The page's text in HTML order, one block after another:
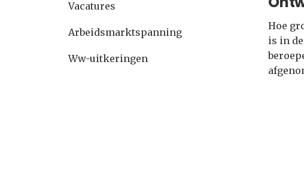
Vacatures
Arbeidsmarktspanning
Ww-uitkeringen
Hoe
is in